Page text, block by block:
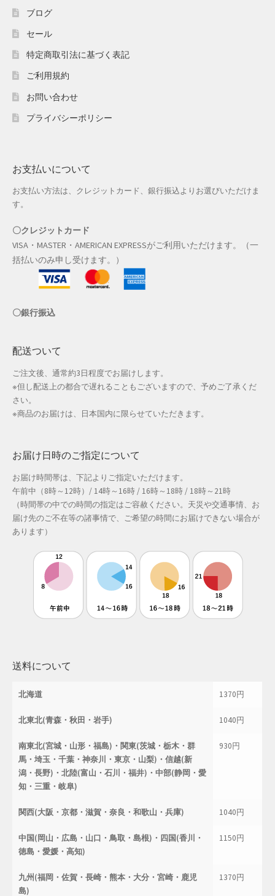
クリスマス特集
サマーセール
おすすめショップとは
テスト 「テーブル
ハロウィン特集
バレンタインデー特集
プライバシーポリシー
ベンダーメンバーシップ
ベンダー登録
ホワイトデー特集
マイアカウント
マイアカウント
入園・入学特集
冬服ファッション特集
商品一覧
夏服ファッション特集
店舗一覧
配送先住所
敬老の日特集
春服ファッション特集
ブログ
セール
特定商取引法に基づく表記
ご利用規約
お問い合わせ
プライバシーポリシー
お支払いについて
お支払い方法は、クレジットカード、銀行振込よりお選びいただけま
す。
〇クレジットカード
VISA・MASTER・AMERICAN EXPRESSがご利用いただけます。（一
括払いのみ申し受けます。）
〇銀行振込
配送ついて
ご注文後、通常約3日程度でお届けします。
※但し配送上の都合で遅れることもございますので、予めご了承くだ
さい。
※商品のお届けは、日本国内に限らせていただきます。
お届け日時のご指定について
お届け時間帯は、下記よりご指定いただけます。
午前中（8時～12時）/ 14時～16時 / 16時～18時 / 18時～21時
（時間帯の中での時間の指定はご容赦ください。天災や交通事情、お
届け先のご不在等の諸事情で、ご希望の時間にお届けできない場合が
あります）
送料について
北海道 1370円
北東北(青森・秋田・岩手) 1040円
南東北(宮城・山形・福島)・関東(茨城・栃木・群
馬・埼玉・千葉・神奈川・東京・山梨)・信越(新
潟・長野)・北陸(富山・石川・福井)・中部(静岡・愛
知・三重・岐阜)
930円
関西(大阪・京都・滋賀・奈良・和歌山・兵庫) 1040円
中国(岡山・広島・山口・鳥取・島根)・四国(香川・
徳島・愛媛・高知)
1150円
九州(福岡・佐賀・長崎・熊本・大分・宮崎・鹿児
島)
1370円